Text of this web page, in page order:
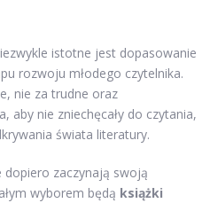
istotne jest dopasowanie
rozwoju młodego czytelnika.
nie za trudne oraz
aby nie zniechęcały do czytania,
świata literatury.
dopiero zaczynają swoją
wyborem będą książki